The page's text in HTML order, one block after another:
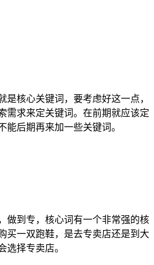
是核心关键词，要考虑好这一点，
需求来定关键词。在前期就应该定
能后期再来加一些关键词。
做到专，核心词有一个非常强的核
买一双跑鞋，是去专卖店还是到大
选择专卖店。